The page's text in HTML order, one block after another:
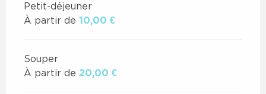
Petit-déjeuner
À partir de 10,00 €
Souper
À partir de 20,00 €